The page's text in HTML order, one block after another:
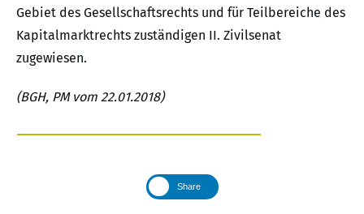
Gebiet des Gesellschaftsrechts und für Teilbereiche des
Kapitalmarktrechts zuständigen II. Zivilsenat
zugewiesen.
(BGH, PM vom 22.01.2018)
Share